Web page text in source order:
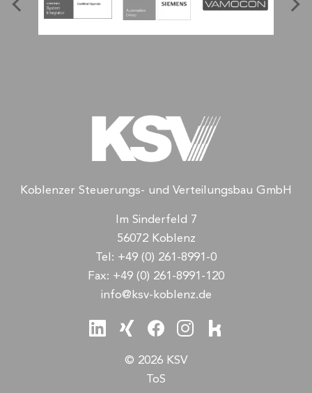
Koblenzer Steuerungs- und Verteilungsbau GmbH
Im Sinderfeld 7
56072 Koblenz
Tel: +49 (0) 261-8991-0
Fax: +49 (0) 261-8991-120
info@ksv-koblenz.de
© 2026 KSV
ToS